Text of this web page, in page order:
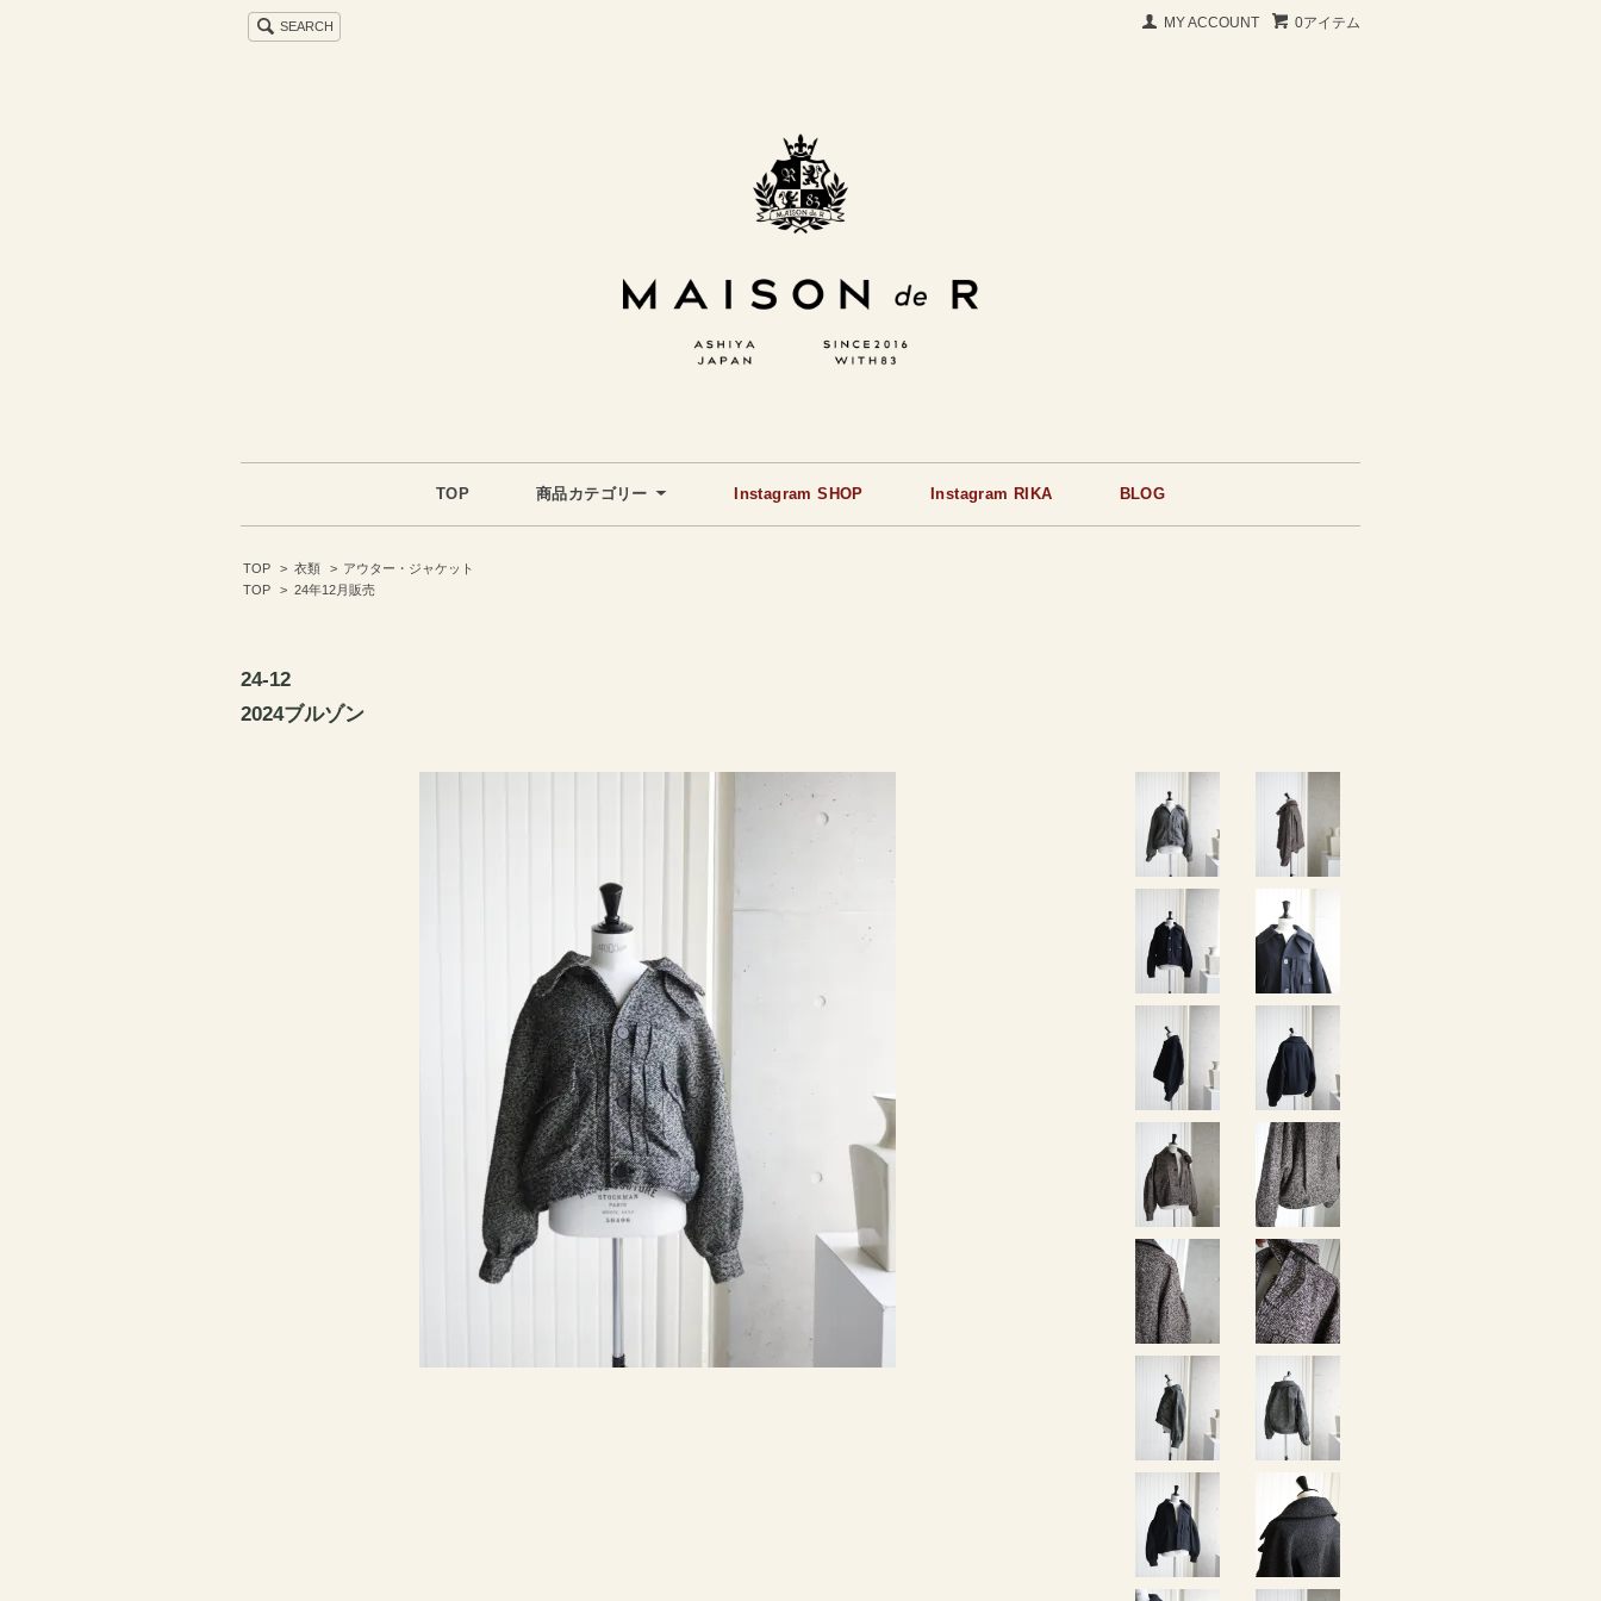
0アイテム
MY ACCOUNT
SEARCH
TOP 商品カテゴリー Instagram SHOP Instagram RIKA BLOG
TOP > 衣類 > アウター・ジャケット
TOP
> 24年12月販売
24-12
2024ブルゾン